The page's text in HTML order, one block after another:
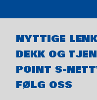
NYTTIGE
DEKK OG
POINT S-
FØLG OSS